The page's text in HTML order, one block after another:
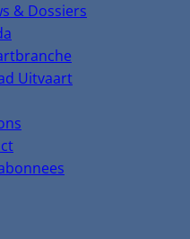
& Dossiers
Uitvaart